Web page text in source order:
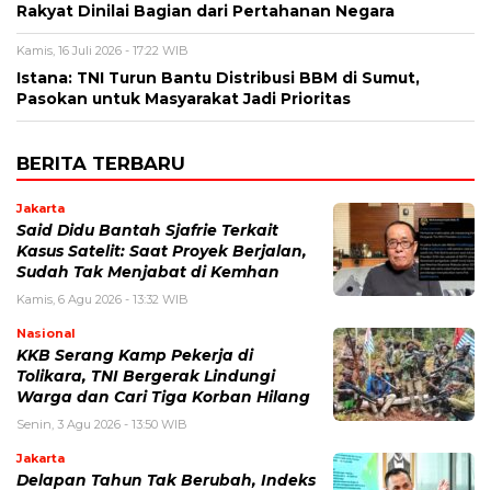
Rakyat Dinilai Bagian dari Pertahanan Negara
Kamis, 16 Juli 2026 - 17:22 WIB
Istana: TNI Turun Bantu Distribusi BBM di Sumut,
Pasokan untuk Masyarakat Jadi Prioritas
BERITA TERBARU
Jakarta
Said Didu Bantah Sjafrie Terkait
Kasus Satelit: Saat Proyek Berjalan,
Sudah Tak Menjabat di Kemhan
Kamis, 6 Agu 2026 - 13:32 WIB
Nasional
KKB Serang Kamp Pekerja di
Tolikara, TNI Bergerak Lindungi
Warga dan Cari Tiga Korban Hilang
Senin, 3 Agu 2026 - 13:50 WIB
Jakarta
Delapan Tahun Tak Berubah, Indeks